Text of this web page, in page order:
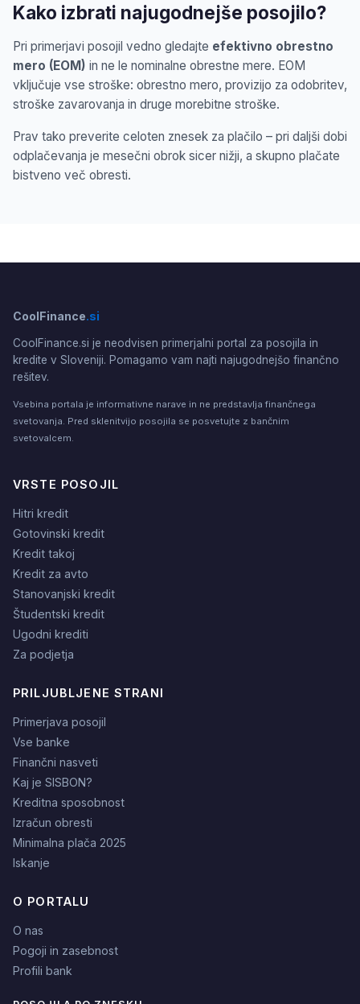
Kako izbrati najugodnejše posojilo?
Pri primerjavi posojil vedno gledajte efektivno obrestno
mero (EOM) in ne le nominalne obrestne mere. EOM
vključuje vse stroške: obrestno mero, provizijo za odobritev,
stroške zavarovanja in druge morebitne stroške.
Prav tako preverite celoten znesek za plačilo – pri daljši dobi
odplačevanja je mesečni obrok sicer nižji, a skupno plačate
bistveno več obresti.
CoolFinance.si
CoolFinance.si je neodvisen primerjalni portal za posojila in
kredite v Sloveniji. Pomagamo vam najti najugodnejšo finančno
rešitev.
Vsebina portala je informativne narave in ne predstavlja finančnega
svetovanja. Pred sklenitvijo posojila se posvetujte z bančnim
svetovalcem.
VRSTE POSOJIL
Hitri kredit
Gotovinski kredit
Kredit takoj
Kredit za avto
Stanovanjski kredit
Študentski kredit
Ugodni krediti
Za podjetja
PRILJUBLJENE STRANI
Primerjava posojil
Vse banke
Finančni nasveti
Kaj je SISBON?
Kreditna sposobnost
Izračun obresti
Minimalna plača 2025
Iskanje
O PORTALU
O nas
Pogoji in zasebnost
Profili bank